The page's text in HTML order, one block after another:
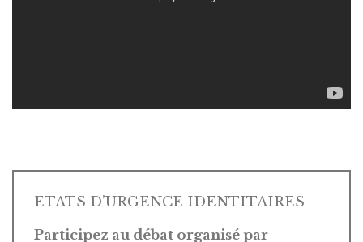
ETATS D’URGENCE IDENTITAIRES
Participez au débat organisé par